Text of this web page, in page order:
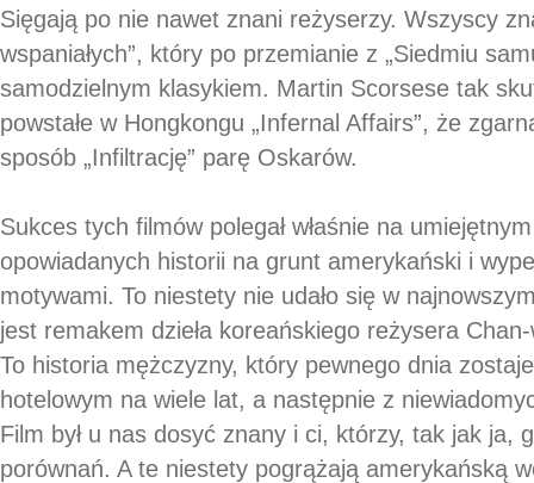
Sięgają po nie nawet znani reżyserzy. Wszyscy
wspaniałych”, który po przemianie z „Siedmiu
samodzielnym klasykiem. Martin Scorsese tak
powstałe w Hongkongu „Infernal Affairs”, że
sposób „Infiltrację” parę Oskarów.
Sukces tych filmów polegał właśnie na
opowiadanych historii na grunt amerykański i
motywami. To niestety nie udało się w
jest remakem dzieła koreańskiego reżysera
To historia mężczyzny, który pewnego dnia
hotelowym na wiele lat, a następnie z
Film był u nas dosyć znany i ci, którzy, tak jak ja,
porównań. A te niestety pogrążają amerykańską